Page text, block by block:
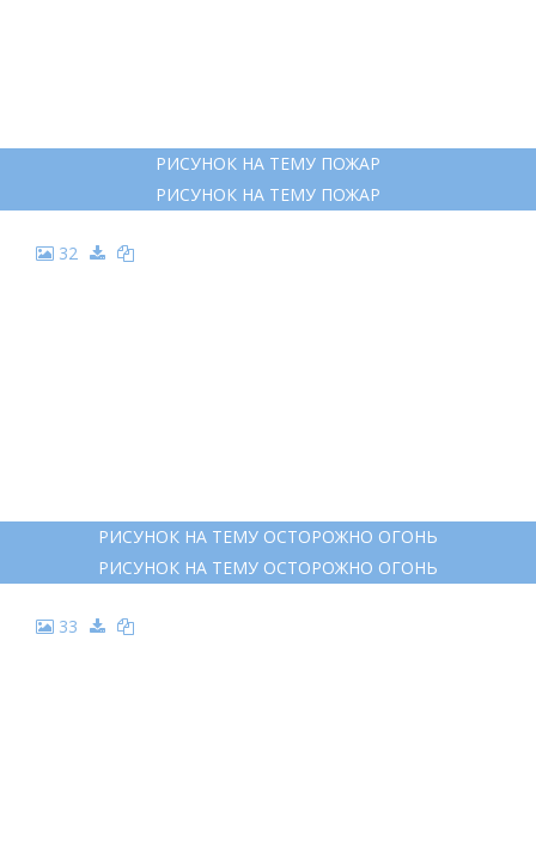
РИСУНОК НА ТЕМУ ПОЖАР
РИСУНОК НА ТЕМУ ПОЖАР
32
РИСУНОК НА ТЕМУ ОСТОРОЖНО ОГОНЬ
РИСУНОК НА ТЕМУ ОСТОРОЖНО ОГОНЬ
33